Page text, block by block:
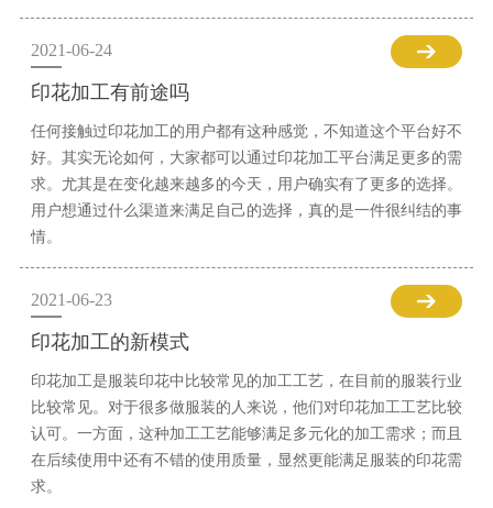
2021-06-24
印花加工有前途吗
任何接触过印花加工的用户都有这种感觉，不知道这个平台好不
好。其实无论如何，大家都可以通过印花加工平台满足更多的需
求。尤其是在变化越来越多的今天，用户确实有了更多的选择。
用户想通过什么渠道来满足自己的选择，真的是一件很纠结的事
情。
2021-06-23
印花加工的新模式
印花加工是服装印花中比较常见的加工工艺，在目前的服装行业
比较常见。对于很多做服装的人来说，他们对印花加工工艺比较
认可。一方面，这种加工工艺能够满足多元化的加工需求；而且
在后续使用中还有不错的使用质量，显然更能满足服装的印花需
求。